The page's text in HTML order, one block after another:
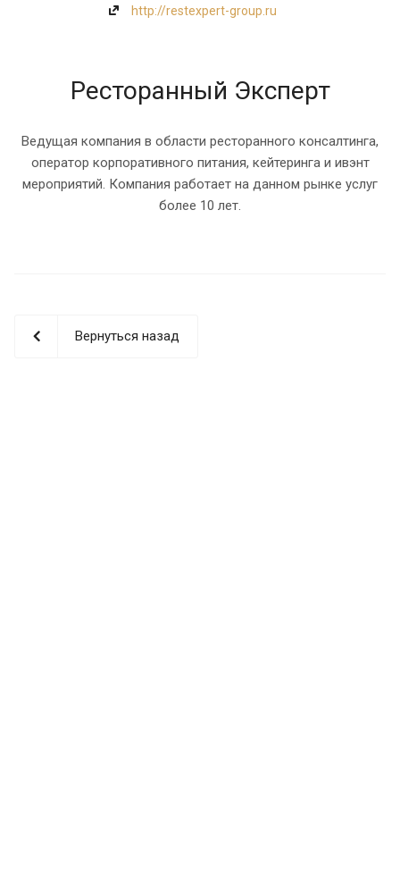
http://restexpert-group.ru
Ресторанный Эксперт
Ведущая компания в области ресторанного консалтинга,
оператор корпоративного питания, кейтеринга и ивэнт
мероприятий. Компания работает на данном рынке услуг
более 10 лет.
Вернуться назад